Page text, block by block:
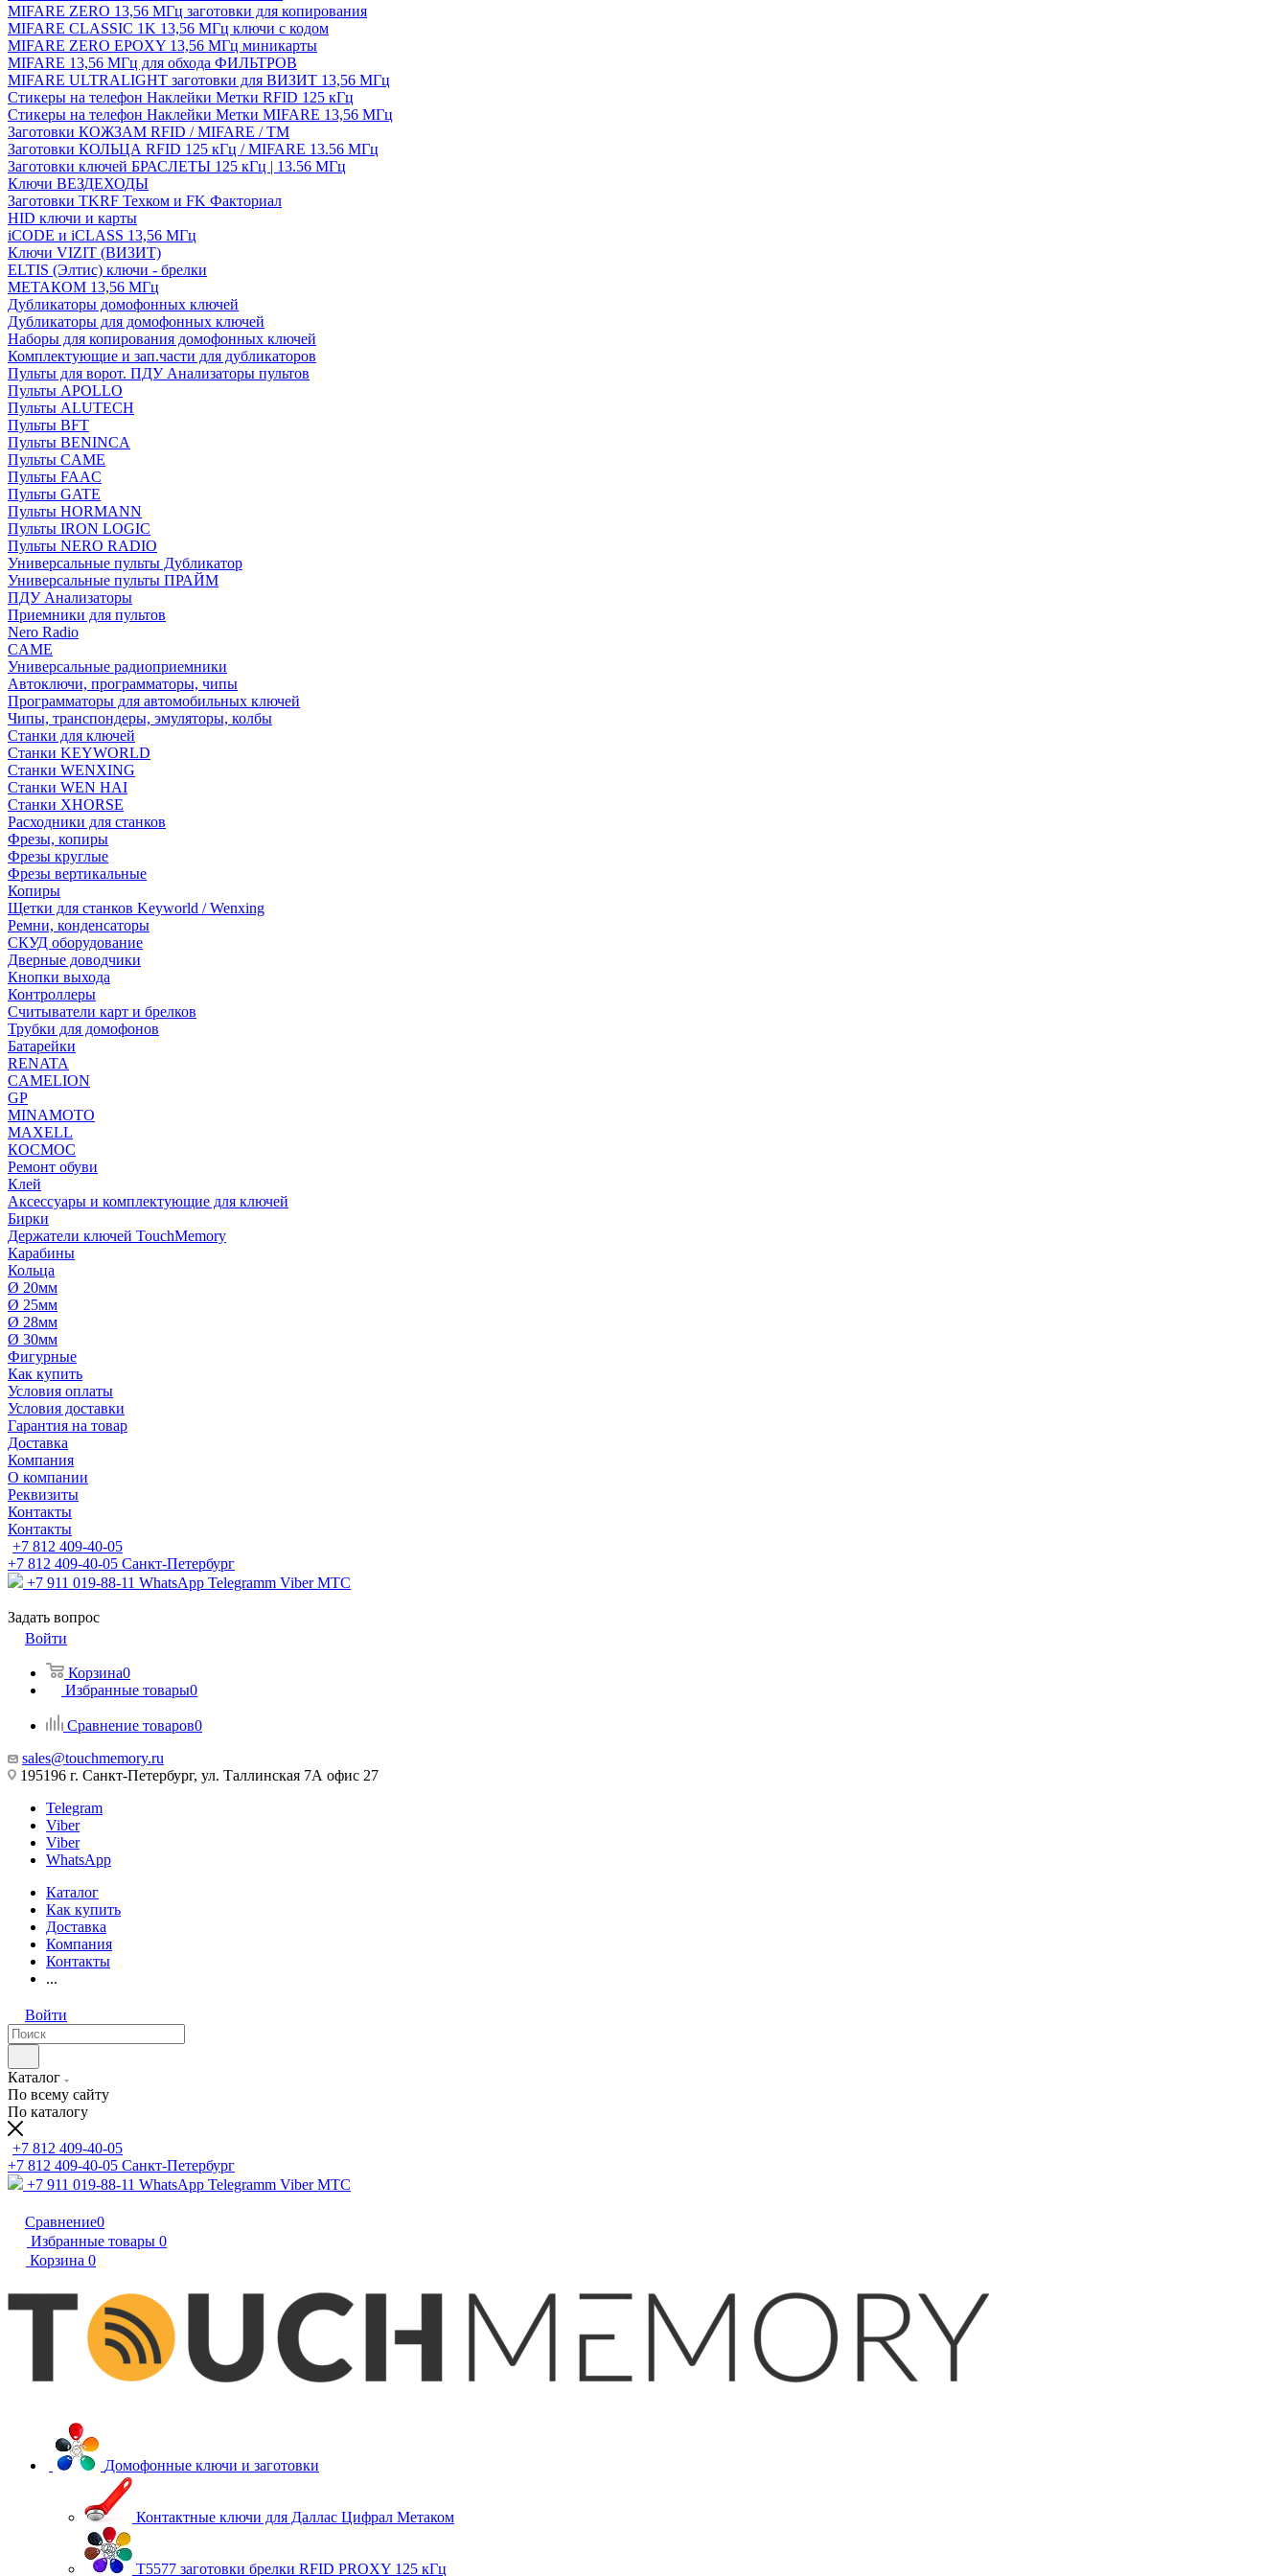
MIFARE ZERO 13,56 МГц заготовки для копирования
MIFARE CLASSIC 1K 13,56 МГц ключи с кодом
MIFARE ZERO EPOXY 13,56 МГц миникарты
MIFARE 13,56 МГц для обхода ФИЛЬТРОВ
MIFARE ULTRALIGHT заготовки для ВИЗИТ 13,56 МГц
Стикеры на телефон Наклейки Метки RFID 125 кГц
Стикеры на телефон Наклейки Метки MIFARE 13,56 МГц
Заготовки КОЖЗАМ RFID / MIFARE / TM
Заготовки КОЛЬЦА RFID 125 кГц / MIFARE 13.56 МГц
Заготовки ключей БРАСЛЕТЫ 125 кГц | 13.56 МГц
Ключи ВЕЗДЕХОДЫ
Заготовки TKRF Техком и FK Факториал
HID ключи и карты
iCODE и iCLASS 13,56 МГц
Ключи VIZIT (ВИЗИТ)
ELTIS (Элтис) ключи - брелки
МЕТАКОМ 13,56 МГц
Дубликаторы домофонных ключей
Дубликаторы для домофонных ключей
Наборы для копирования домофонных ключей
Комплектующие и зап.части для дубликаторов
Пульты для ворот. ПДУ Анализаторы пультов
Пульты APOLLO
Пульты ALUTECH
Пульты BFT
Пульты BENINCA
Пульты CAME
Пульты FAAC
Пульты GATE
Пульты HORMANN
Пульты IRON LOGIC
Пульты NERO RADIO
Универсальные пульты Дубликатор
Универсальные пульты ПРАЙМ
ПДУ Анализаторы
Приемники для пультов
Nero Radio
CAME
Универсальные радиоприемники
Автоключи, программаторы, чипы
Программаторы для автомобильных ключей
Чипы, транспондеры, эмуляторы, колбы
Станки для ключей
Станки KEYWORLD
Станки WENXING
Станки WEN HAI
Станки XHORSE
Расходники для станков
Фрезы, копиры
Фрезы круглые
Фрезы вертикальные
Копиры
Щетки для станков Keyworld / Wenxing
Ремни, конденсаторы
СКУД оборудование
Дверные доводчики
Кнопки выхода
Контроллеры
Считыватели карт и брелков
Трубки для домофонов
Батарейки
RENATA
CAMELION
GP
MINAMOTO
MAXELL
КОСМОС
Ремонт обуви
Клей
Аксессуары и комплектующие для ключей
Бирки
Держатели ключей TouchMemory
Карабины
Кольца
Ø 20мм
Ø 25мм
Ø 28мм
Ø 30мм
Фигурные
Как купить
Условия оплаты
Условия доставки
Гарантия на товар
Доставка
Компания
О компании
Реквизиты
Контакты
Контакты
+7 812 409-40-05
+7 812 409-40-05 Санĸт-Петербург
+7 911 019-88-11 WhatsApp Telegramm Viber МТС
Задать вопрос
Войти
Корзина0
Избранные товары0
Сравнение товаров0
sales@touchmemory.ru
195196 г. Санкт-Петербург, ул. Таллинская 7А офис 27
Telegram
Viber
Viber
WhatsApp
Каталог
Как купить
Доставка
Компания
Контакты
...
Войти
Каталог
По всему сайту
По каталогу
+7 812 409-40-05
+7 812 409-40-05 Санĸт-Петербург
+7 911 019-88-11 WhatsApp Telegramm Viber МТС
Сравнение0
Избранные товары 0
Корзина 0
Домофонные ключи и заготовки
Контактные ключи для Даллас Цифрал Метаком
T5577 заготовки брелки RFID PROXY 125 кГц